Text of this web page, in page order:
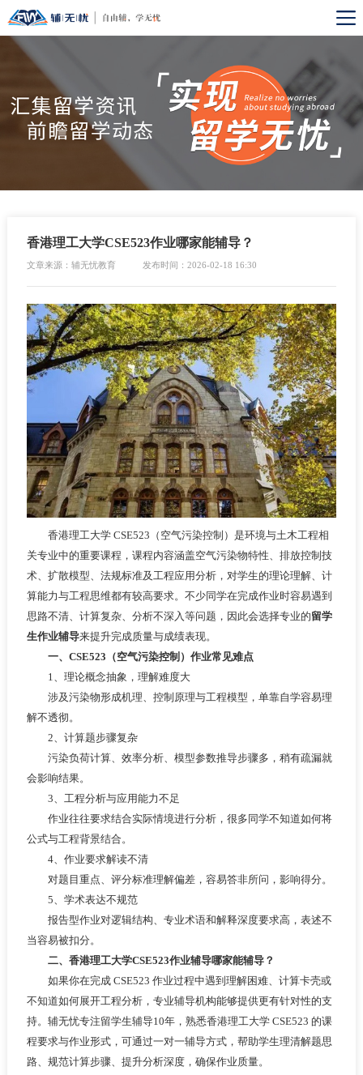
香港理工大学CSE523作业哪家能辅导？
文章来源：辅无忧教育 发布时间：2026-02-18 16:30
香港理工大学 CSE523（空气污染控制）是环境与土木工程相
关专业中的重要课程，课程内容涵盖空气污染物特性、排放控制技
术、扩散模型、法规标准及工程应用分析，对学生的理论理解、计
算能力与工程思维都有较高要求。不少同学在完成作业时容易遇到
思路不清、计算复杂、分析不深入等问题，因此会选择专业的留学
生作业辅导来提升完成质量与成绩表现。
一、CSE523（空气污染控制）作业常见难点
1、理论概念抽象，理解难度大
涉及污染物形成机理、控制原理与工程模型，单靠自学容易理
解不透彻。
2、计算题步骤复杂
污染负荷计算、效率分析、模型参数推导步骤多，稍有疏漏就
会影响结果。
3、工程分析与应用能力不足
作业往往要求结合实际情境进行分析，很多同学不知道如何将
公式与工程背景结合。
4、作业要求解读不清
对题目重点、评分标准理解偏差，容易答非所问，影响得分。
5、学术表达不规范
报告型作业对逻辑结构、专业术语和解释深度要求高，表述不
当容易被扣分。
二、香港理工大学CSE523作业辅导哪家能辅导？
如果你在完成 CSE523 作业过程中遇到理解困难、计算卡壳或
不知道如何展开工程分析，专业辅导机构能够提供更有针对性的支
持。辅无忧专注留学生辅导10年，熟悉香港理工大学 CSE523 的课
程要求与作业形式，可通过一对一辅导方式，帮助学生理清解题思
路、规范计算步骤、提升分析深度，确保作业质量。